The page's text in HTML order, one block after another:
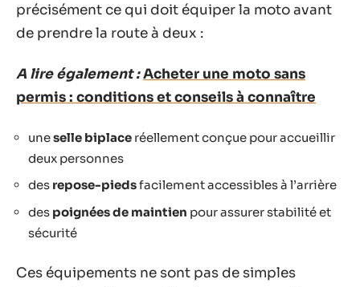
précisément ce qui doit équiper la moto avant
de prendre la route à deux :
A lire également :Acheter une moto sans
permis : conditions et conseils à connaître
uneselle biplace réellement conçue pour accueillir
deux personnes
des repose-piedsfacilement accessibles à l’arrière
des poignées de maintien pour assurer stabilité et
sécurité
Ces équipements ne sont pas de simples